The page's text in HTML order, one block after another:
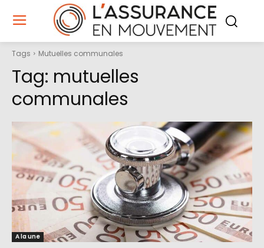
Tags Mutuelles communales
Tag: mutuelles
communales
A la une